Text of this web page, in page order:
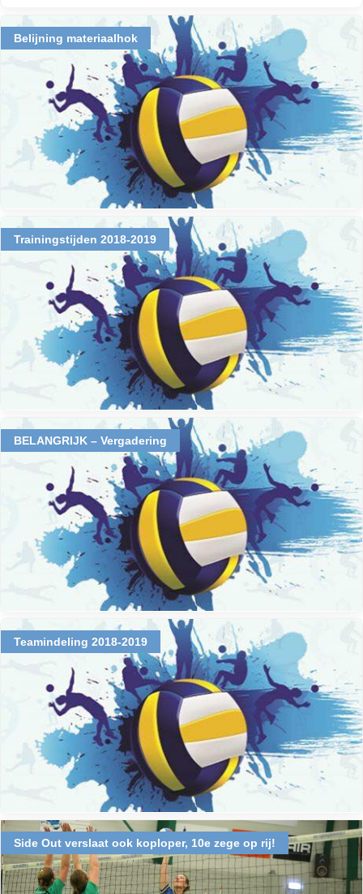
Belijning materiaalhok
Trainingstijden 2018-2019
BELANGRIJK – Vergadering
Teamindeling 2018-2019
Side Out verslaat ook koploper, 10e zege op rij!